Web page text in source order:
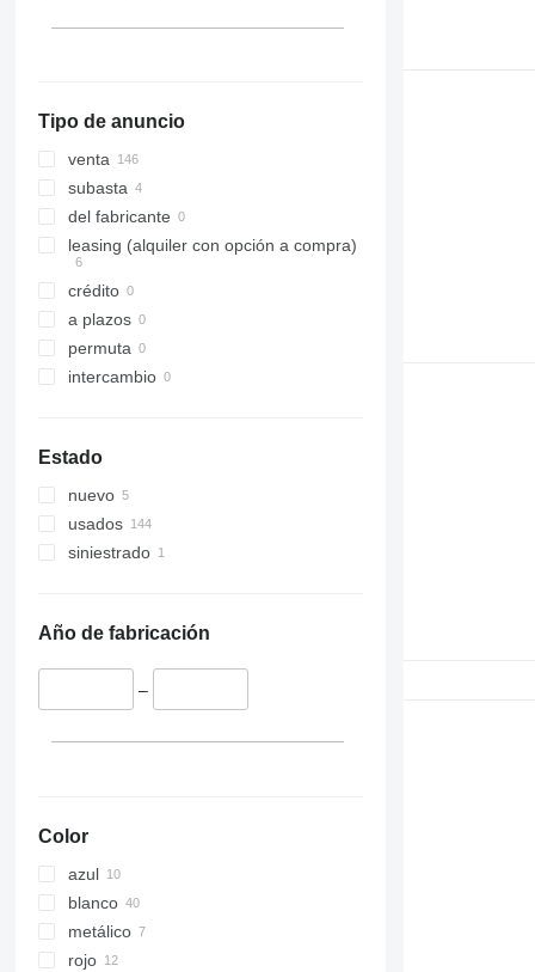
Tipo de anuncio
venta
subasta
del fabricante
leasing (alquiler con opción a compra)
crédito
a plazos
permuta
intercambio
Estado
nuevo
usados
siniestrado
Año de fabricación
–
Color
azul
blanco
metálico
rojo